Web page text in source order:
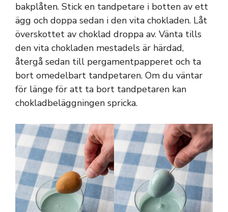
bakplåten. Stick en tandpetare i botten av ett
ägg och doppa sedan i den vita chokladen. Låt
överskottet av choklad droppa av. Vänta tills
den vita chokladen mestadels är härdad,
återgå sedan till pergamentpapperet och ta
bort omedelbart tandpetaren. Om du väntar
för länge för att ta bort tandpetaren kan
chokladbeläggningen spricka.